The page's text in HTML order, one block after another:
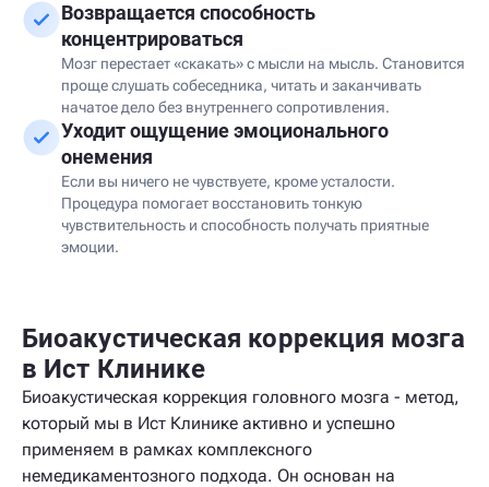
Возвращается способность
концентрироваться
Мозг перестает «скакать» с мысли на мысль. Становится
проще слушать собеседника, читать и заканчивать
начатое дело без внутреннего сопротивления.
Уходит ощущение эмоционального
онемения
Если вы ничего не чувствуете, кроме усталости.
Процедура помогает восстановить тонкую
чувствительность и способность получать приятные
эмоции.
Биоакустическая коррекция мозга
в Ист Клинике
Биоакустическая коррекция головного мозга - метод,
который мы в Ист Клинике активно и успешно
применяем в рамках комплексного
немедикаментозного подхода. Он основан на